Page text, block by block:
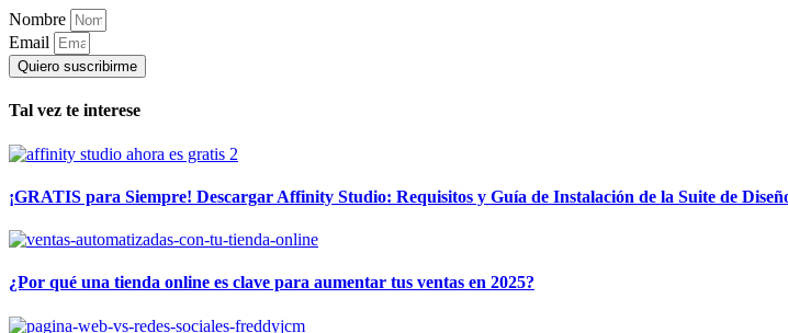
Nombre
Email
Quiero suscribirme
Tal vez te interese
¡GRATIS para Siempre! Descargar Affinity Studio: Requisitos y Guía de Instalación de la Suite de
¿Por qué una tienda online es clave para aumentar tus ventas en 2025?